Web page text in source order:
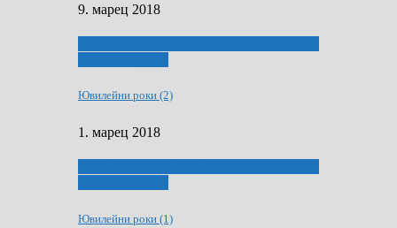
9. марец 2018
Ювилейни роки (2)
1. марец 2018
Ювилейни роки (1)